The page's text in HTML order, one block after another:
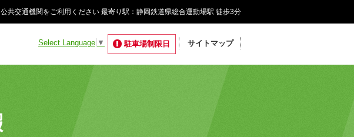
公共交通機関をご利用ください 最寄り駅：静岡鉄道県総合運動場駅 徒歩3分
Select Language ▼ 駐車場制限日 サイトマップ